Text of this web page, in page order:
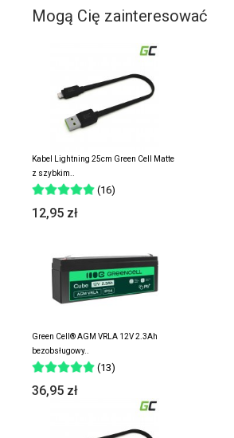
Mogą Cię zainteresować
Kabel Lightning 25cm Green Cell Matte
z szybkim..
(16)
12,95 zł
Green Cell® AGM VRLA 12V 2.3Ah
bezobsługowy..
(13)
36,95 zł